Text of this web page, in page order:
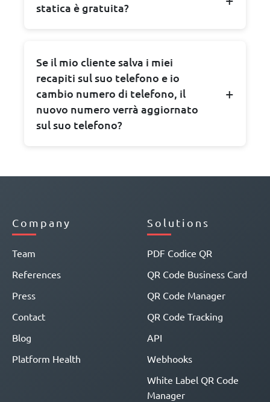
statica è gratuita?
Se il mio cliente salva i miei
recapiti sul suo telefono e io
cambio numero di telefono, il
nuovo numero verrà aggiornato
sul suo telefono?
Company
Team
References
Press
Contact
Blog
Platform Health
Solutions
PDF Codice QR
QR Code Business Card
QR Code Manager
QR Code Tracking
API
Webhooks
White Label QR Code
Manager